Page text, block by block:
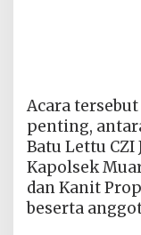
Acara
penting,
Batu Lettu
Kapolsek
dan Kanit
beserta